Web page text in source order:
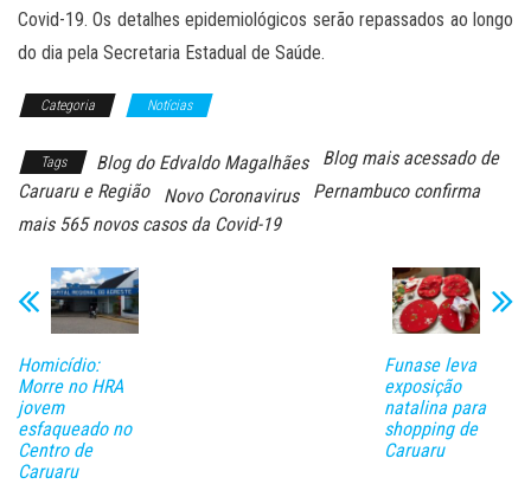
Covid-19. Os detalhes epidemiológicos serão repassados ao longo
do dia pela Secretaria Estadual de Saúde.
Categoria Notícias
Tags Blog do Edvaldo Magalhães
Blog mais acessado de
Caruaru e Região
Novo Coronavirus
Pernambuco confirma
mais 565 novos casos da Covid-19
Homicídio:
Morre no HRA
jovem
esfaqueado no
Centro de
Caruaru
Funase leva
exposição
natalina para
shopping de
Caruaru